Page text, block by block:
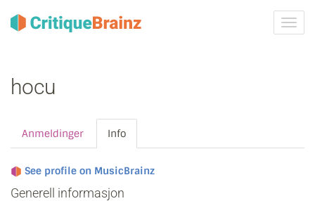
Skru
på
hocu
Anmeldinger Info
See profile on MusicBrainz
Generell informasjon